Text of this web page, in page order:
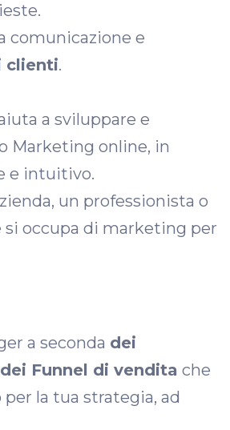
comunicazione e
clienti.
a sviluppare e
Marketing online, in
e intuitivo.
un professionista o
si occupa di marketing per
a seconda dei
Funnel di vendita che
la tua strategia, ad